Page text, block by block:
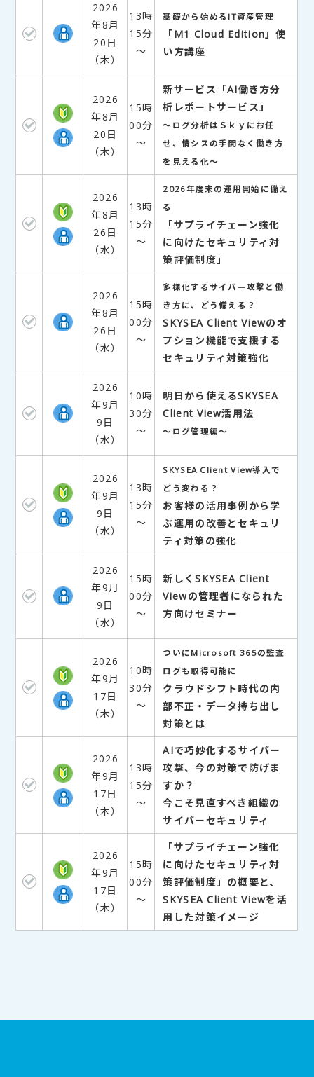
2026
年8月
20日
（木）
13時
15分
～
基礎から始めるIT資産管理
「M1 Cloud Edition」使
い方講座
2026
年8月
20日
（木）
15時
00分
～
新サービス「AI働き方分
析レポートサービス」
～ログ分析はＳｋｙにお任
せ、情シスの手間なく働き方
を見える化～
2026
年8月
26日
（水）
13時
15分
～
2026年度末の運用開始に備え
る
「サプライチェーン強化
に向けたセキュリティ対
策評価制度」
2026
年8月
26日
（水）
15時
00分
～
多様化するサイバー攻撃と働
き方に、どう備える？
SKYSEA Client Viewのオ
プション機能で支援する
セキュリティ対策強化
2026
年9月
9日
（水）
10時
30分
～
明日から使えるSKYSEA
Client View活用法
～ログ管理編～
2026
年9月
9日
（水）
13時
15分
～
SKYSEA Client View導入で
どう変わる？
お客様の活用事例から学
ぶ運用の改善とセキュリ
ティ対策の強化
2026
年9月
9日
（水）
15時
00分
～
新しくSKYSEA Client
Viewの管理者になられた
方向けセミナー
2026
年9月
17日
（木）
10時
30分
～
ついにMicrosoft 365の監査
ログも取得可能に
クラウドシフト時代の内
部不正・データ持ち出し
対策とは
2026
年9月
17日
（木）
13時
15分
～
AIで巧妙化するサイバー
攻撃、今の対策で防げま
すか？
今こそ見直すべき組織の
サイバーセキュリティ
2026
年9月
17日
（木）
15時
00分
～
「サプライチェーン強化
に向けたセキュリティ対
策評価制度」の概要と、
SKYSEA Client Viewを活
用した対策イメージ